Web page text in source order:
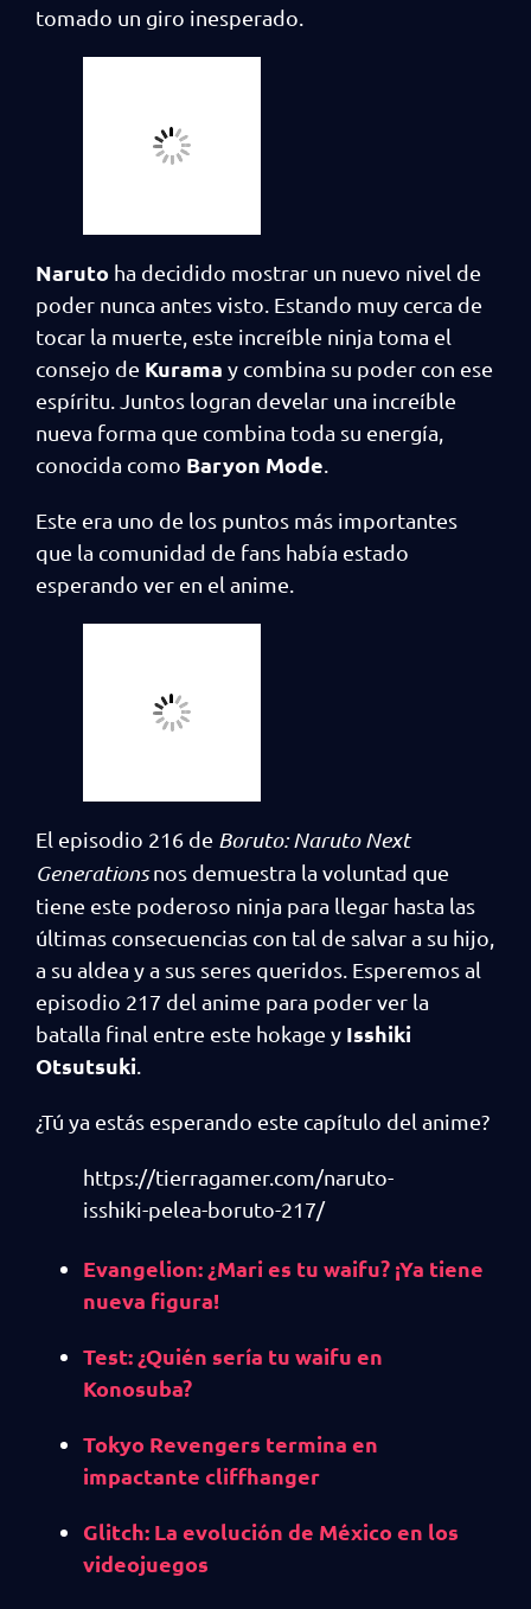
tomado un giro inesperado.
Naruto ha decidido mostrar un nuevo nivel de
poder nunca antes visto. Estando muy cerca de
tocar la muerte, este increíble ninja toma el
consejo de Kurama y combina su poder con ese
espíritu. Juntos logran develar una increíble
nueva forma que combina toda su energía,
conocida como Baryon Mode
Este era uno de los puntos más importantes
que la comunidad de fans había estado
esperando ver en el anime.
El episodio 216 de Boruto: Naruto Next
Generationsnos demuestra la voluntad que
tiene este poderoso ninja para llegar hasta las
últimas consecuencias con tal de salvar a su hijo,
a su aldea y a sus seres queridos. Esperemos al
episodio 217 del anime para poder ver la
batalla final entre este hokage y Isshiki
Otsutsuki
¿Tú ya estás esperando este capítulo del anime?
https://tierragamer.com/naruto-
isshiki-pelea-boruto-217/
Evangelion: ¿Mari es tu waifu? ¡Ya tiene
nueva figura!
Test: ¿Quién sería tu waifu en
Konosuba?
Tokyo Revengers termina en
impactante cliffhanger
Glitch: La evolución de México en los
videojuegos